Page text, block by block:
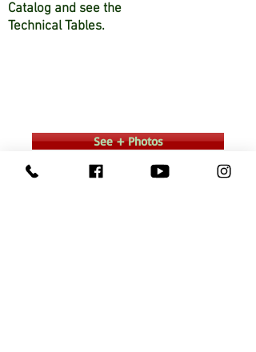
Catalog and see the
Technical Tables.
See + Photos
Consult a Representative